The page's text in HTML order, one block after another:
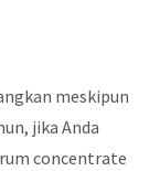
meskipun
jika Anda
concentrate